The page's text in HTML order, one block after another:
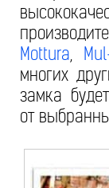
Mottura,
многих
замка
от